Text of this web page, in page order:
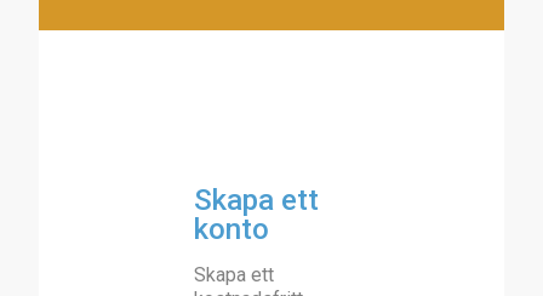
Skapa ett
konto
Skapa ett